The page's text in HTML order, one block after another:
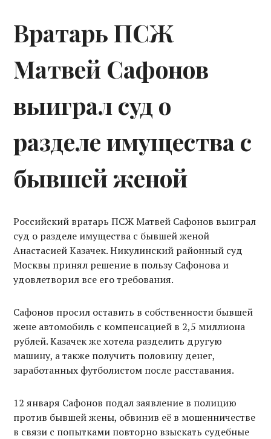
Вратарь ПСЖ
Матвей Сафонов
выиграл суд о
разделе имущества с
бывшей женой
Российский вратарь ПСЖ Матвей Сафонов выиграл
суд о разделе имущества с бывшей женой
Анастасией Казачек. Никулинский районный суд
Москвы принял решение в пользу Сафонова и
удовлетворил все его требования.
Сафонов просил оставить в собственности бывшей
жене автомобиль с компенсацией в 2,5 миллиона
рублей. Казачек же хотела разделить другую
машину, а также получить половину денег,
заработанных футболистом после расставания.
12 января Сафонов подал заявление в полицию
против бывшей жены, обвинив её в мошенничестве
в связи с попытками повторно взыскать судебные